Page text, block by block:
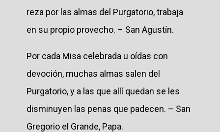
reza por las almas del Purgatorio, trabaja
en su propio provecho. – San Agustín.
Por cada Misa celebrada u oídas con
devoción, muchas almas salen del
Purgatorio, y a las que allí quedan se les
disminuyen las penas que padecen. – San
Gregorio el Grande, Papa.